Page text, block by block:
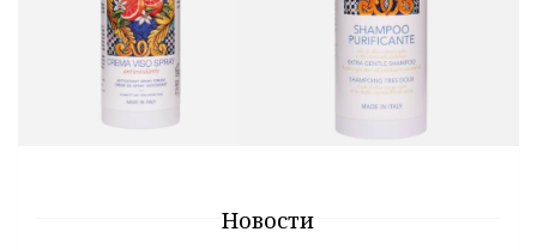
Новости